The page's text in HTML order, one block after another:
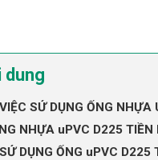
dung
SỬ DỤNG ỐNG
NHỰA uPVC D225 TIỀN
DỤNG ỐNG uPVC